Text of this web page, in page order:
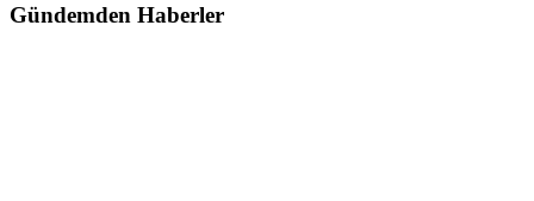
Gündemden Haberler